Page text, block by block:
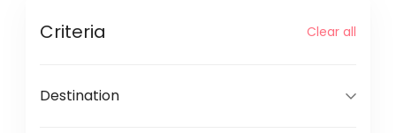
Criteria Clear all
Destination